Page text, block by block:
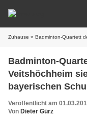
Zuhause » Badminton-Quartett des
Badminton-
Veitshöchheim
bayerischen
Veröffentlicht am
Von Dieter Gürz